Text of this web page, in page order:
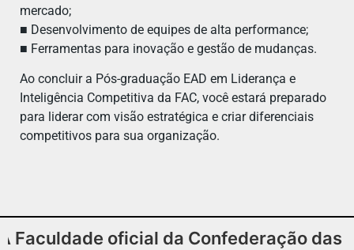
mercado;
■ Desenvolvimento de equipes de alta performance;
■ Ferramentas para inovação e gestão de mudanças.
Ao concluir a Pós-graduação EAD em Liderança e
Inteligência Competitiva da FAC, você estará preparado
para liderar com visão estratégica e criar diferenciais
competitivos para sua organização.
oficial da Confederação das